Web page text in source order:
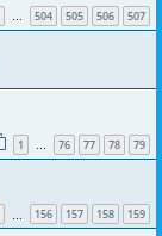
… 504 505 506 507
1 … 76 77 78 79
156 157 158 159